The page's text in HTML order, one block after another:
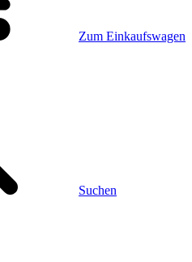
Zum Einkaufswagen
Suchen